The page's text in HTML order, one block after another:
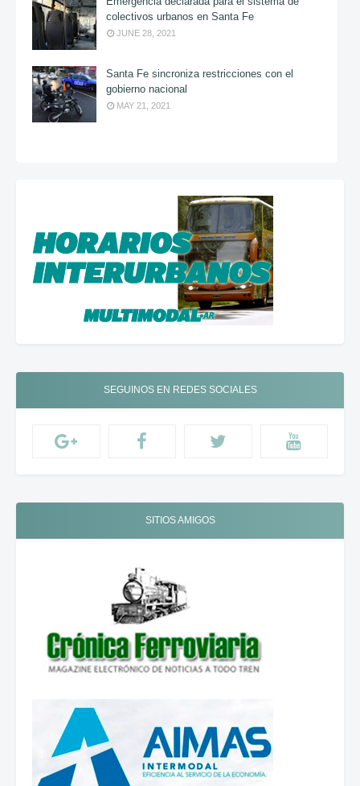
colectivos urbanos en Santa Fe
JUNE 28, 2021
Santa Fe sincroniza restricciones con el
gobierno nacional
MAY 21, 2021
SEGUINOS EN REDES SOCIALES
SITIOS AMIGOS